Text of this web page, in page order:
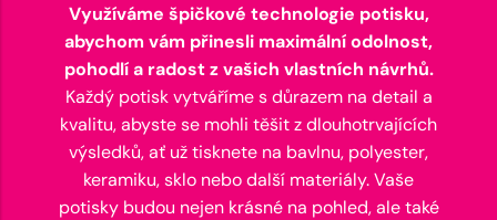
Využíváme špičkové technologie potisku,
abychom vám přinesli maximální odolnost,
pohodlí a radost z vašich vlastních návrhů.
Každý potisk vytváříme s důrazem na detail a
kvalitu, abyste se mohli těšit z dlouhotrvajících
výsledků, ať už tisknete na bavlnu, polyester,
keramiku, sklo nebo další materiály. Vaše
potisky budou nejen krásné na pohled, ale také